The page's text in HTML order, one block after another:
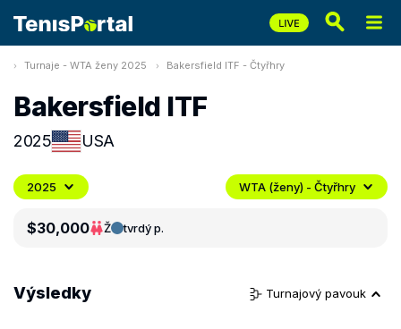
Turnaje - WTA ženy 2025 Bakersfield ITF - Čtyřhry
Bakersfield ITF
2025 USA
2025 WTA (ženy) - Čtyřhry
$30,000 Ž tvrdý p.
Výsledky Turnajový pavouk